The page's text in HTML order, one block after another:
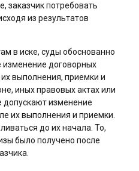
заказчик потребовать
из результатов
в иске, суды обоснованно
изменение договорных
выполнения, приемки и
иных правовых актах или
допускают изменение
их выполнения и приемки.
до их начала. То,
было получено после